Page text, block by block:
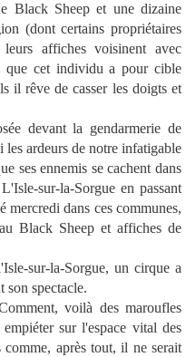
Black Sheep et une dizaine
(dont certains propriétaires
leurs affiches voisinent avec
que cet individu a pour cible
il rêve de casser les doigts et
devant la gendarmerie de
les ardeurs de notre infatigable
ses ennemis se cachent dans
sur-la-Sorgue en passant
mercredi dans ces communes,
Black Sheep et affiches de
sur-la-Sorgue, un cirque a
son spectacle.
voilà des maroufles
sur l'espace vital des
après tout, il ne serait